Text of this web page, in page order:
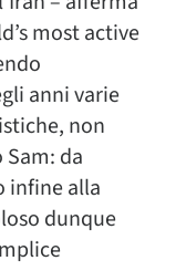
most active
anni varie
non
da
infine alla
dunque